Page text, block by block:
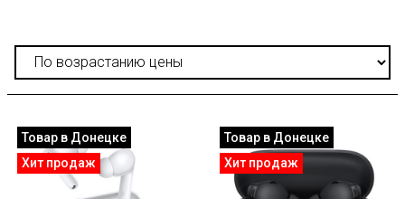
Товар в Донецке
Хит продаж
Товар в Донецке
Хит продаж